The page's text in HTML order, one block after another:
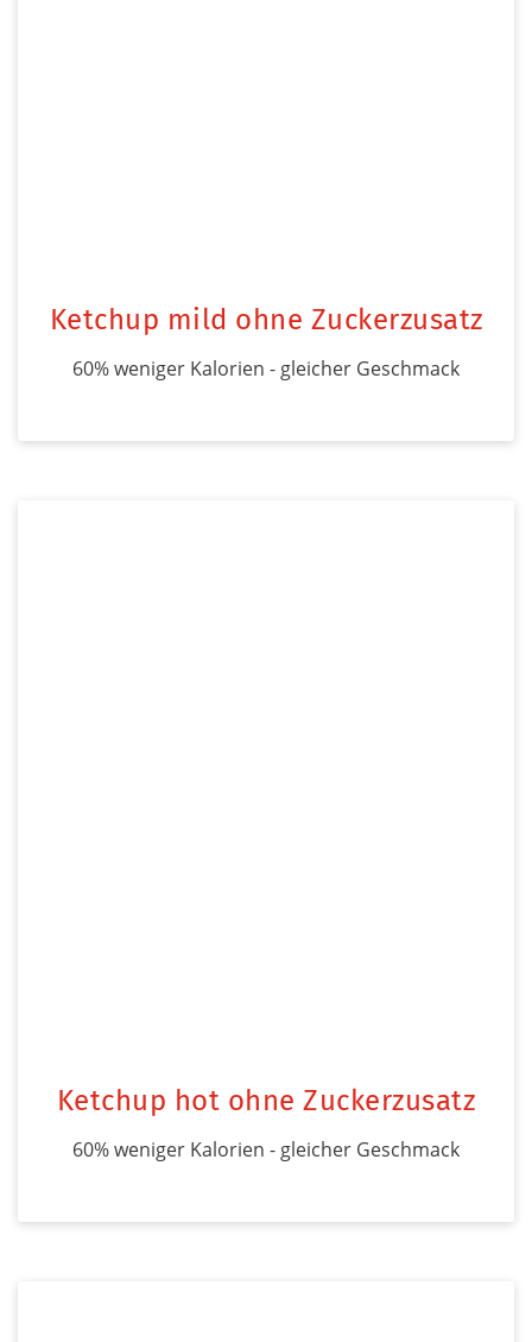
Ketchup mild ohne Zuckerzusatz
60% weniger Kalorien - gleicher Geschmack
Ketchup hot ohne Zuckerzusatz
60% weniger Kalorien - gleicher Geschmack